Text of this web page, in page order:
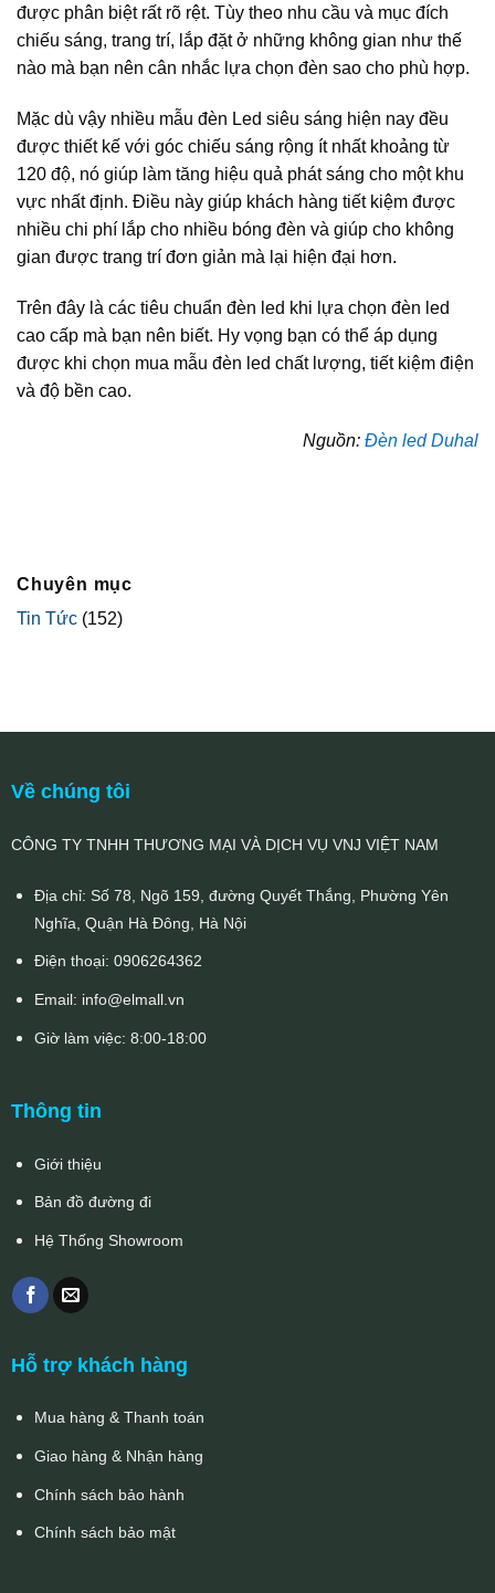
được phân biệt rất rõ rệt. Tùy theo nhu cầu và mục đích
chiếu sáng, trang trí, lắp đặt ở những không gian như thế
nào mà bạn nên cân nhắc lựa chọn đèn sao cho phù hợp.
Mặc dù vậy nhiều mẫu đèn Led siêu sáng hiện nay đều
được thiết kế với góc chiếu sáng rộng ít nhất khoảng từ
120 độ, nó giúp làm tăng hiệu quả phát sáng cho một khu
vực nhất định. Điều này giúp khách hàng tiết kiệm được
nhiều chi phí lắp cho nhiều bóng đèn và giúp cho không
gian được trang trí đơn giản mà lại hiện đại hơn.
Trên đây là các tiêu chuẩn đèn led khi lựa chọn đèn led
cao cấp mà bạn nên biết. Hy vọng bạn có thể áp dụng
được khi chọn mua mẫu đèn led chất lượng, tiết kiệm điện
và độ bền cao.
Nguồn: Đèn led Duhal
Chuyên mục
Tin Tức (152)
Về chúng tôi
CÔNG TY TNHH THƯƠNG MẠI VÀ DỊCH VỤ VNJ VIỆT NAM
Địa chỉ: Số 78, Ngõ 159, đường Quyết Thắng, Phường Yên
Nghĩa, Quận Hà Đông, Hà Nội
Điện thoại: 0906264362
Email: info@elmall.vn
Giờ làm việc: 8:00-18:00
Thông tin
Giới thiệu
Bản đồ đường đi
Hệ Thống Showroom
Hỗ trợ khách hàng
Mua hàng & Thanh toán
Giao hàng & Nhận hàng
Chính sách bảo hành
Chính sách bảo mật